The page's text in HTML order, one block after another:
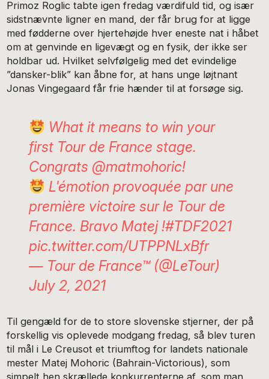
Primoz Roglic tabte igen fredag værdifuld tid, og især
sidstnævnte ligner en mand, der får brug for at ligge
med fødderne over hjertehøjde hver eneste nat i håbet
om at genvinde en ligevægt og en fysik, der ikke ser
holdbar ud. Hvilket selvfølgelig med det evindelige
”dansker-blik” kan åbne for, at hans unge løjtnant
Jonas Vingegaard får frie hænder til at forsøge sig.
What it means to win your
first Tour de France stage.
Congrats @matmohoric!
L'émotion provoquée par une
première victoire sur le Tour de
France. Bravo Matej !#TDF2021
pic.twitter.com/UTPPNLxBfr
— Tour de France™ (@LeTour)
July 2, 2021
Til gengæld for de to store slovenske stjerner, der på
forskellig vis oplevede modgang fredag, så blev turen
til mål i Le Creusot et triumftog for landets nationale
mester Matej Mohoric (Bahrain-Victorious), som